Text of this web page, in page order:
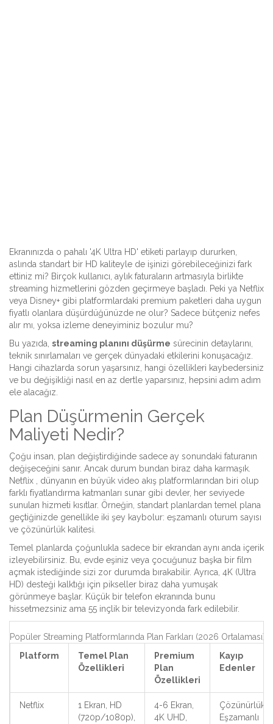
Ekranınızda o pahalı '4K Ultra HD' etiketi parlayıp dururken,
aslında standart bir HD kaliteyle de işinizi görebileceğinizi fark
ettiniz mi? Birçok kullanıcı, aylık faturaların artmasıyla birlikte
streaming hizmetlerini gözden geçirmeye başladı. Peki ya Netflix
veya Disney+ gibi platformlardaki premium paketleri daha uygun
fiyatlı olanlara düşürdüğünüzde ne olur? Sadece bütçeniz nefes
alır mı, yoksa izleme deneyiminiz bozulur mu?
Bu yazıda, streaming planını düşürme sürecinin detaylarını,
teknik sınırlamaları ve gerçek dünyadaki etkilerini konuşacağız.
Hangi cihazlarda sorun yaşarsınız, hangi özellikleri kaybedersiniz
ve bu değişikliği nasıl en az dertle yaparsınız, hepsini adım adım
ele alacağız.
Plan Düşürmenin Gerçek
Maliyeti Nedir?
Çoğu insan, plan değiştirdiğinde sadece ay sonundaki faturanın
değişeceğini sanır. Ancak durum bundan biraz daha karmaşık.
Netflix
, dünyanın en büyük video akış platformlarından biri olup
farklı fiyatlandırma katmanları sunar gibi devler, her seviyede
sunulan hizmeti kısıtlar. Örneğin, standart planlardan temel plana
geçtiğinizde genellikle iki şey kaybolur: eşzamanlı oturum sayısı
ve çözünürlük kalitesi.
Temel planlarda çoğunlukla sadece bir ekrandan aynı anda içerik
izleyebilirsiniz. Bu, evde eşiniz veya çocuğunuz başka bir film
açmak istediğinde sizi zor durumda bırakabilir. Ayrıca, 4K (Ultra
HD) desteği kalktığı için pikseller biraz daha yumuşak
görünmeye başlar. Küçük bir telefon ekranında bunu
hissetmezsiniz ama 55 inçlik bir televizyonda fark edilebilir.
Popüler Streaming Platformlarında Plan Farkları (2026 Ortalaması)
Platform
Temel Plan
Özellikleri
Premium
Plan
Özellikleri
Kayıp
Edenler
Netflix
1 Ekran, HD
(720p/1080p),
4-6 Ekran,
4K UHD,
Çözünürlük,
Eşzamanlı